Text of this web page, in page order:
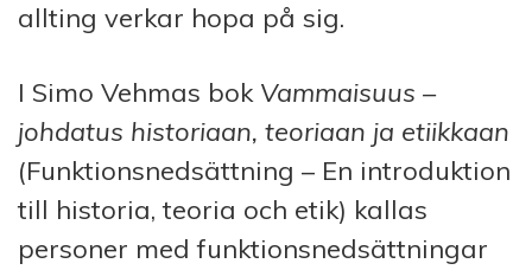
allting verkar hopa på sig.
I Simo Vehmas bok Vammaisuus –
johdatus historiaan, teoriaan ja etiikkaan
(Funktionsnedsättning – En introduktion
till historia, teoria och etik) kallas
personer med funktionsnedsättningar